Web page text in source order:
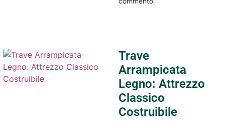
Trave
Arrampicata
Legno: Attrezzo
Classico
Costruibile